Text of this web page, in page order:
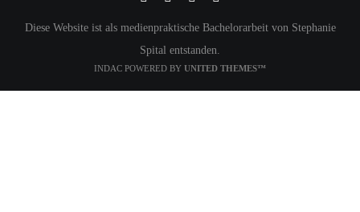
Diese Website ist als medienpraktische Bachelorarbeit von Stephanie
Spital entstanden.
INDAC POWERED BY UNITED THEMES™